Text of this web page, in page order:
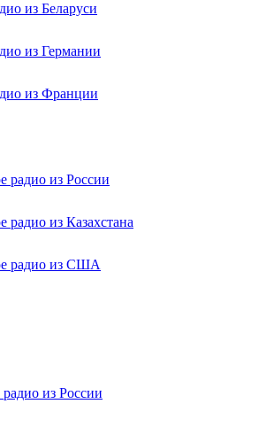
из Беларуси
из Германии
из Франции
радио из России
радио из Казахстана
радио из США
из России